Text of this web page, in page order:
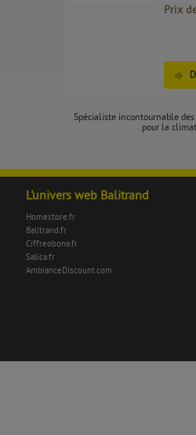
Prix
Spécialiste incontournable
pour la
L'univers web Balitrand
Homestore.fr
Balitrand.fr
Ciffreobona.fr
Salica.fr
AmbianceDiscount.com